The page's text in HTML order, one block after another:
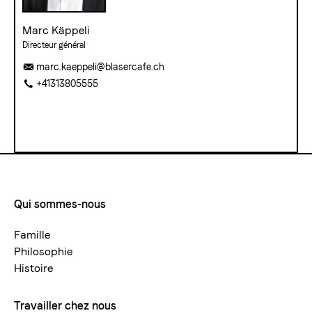
Marc Käppeli
Directeur général
marc.kaeppeli@blasercafe.ch
+41313805555
Footermenue-
neu
Qui sommes-nous
Famille
Philosophie
Histoire
Travailler chez nous